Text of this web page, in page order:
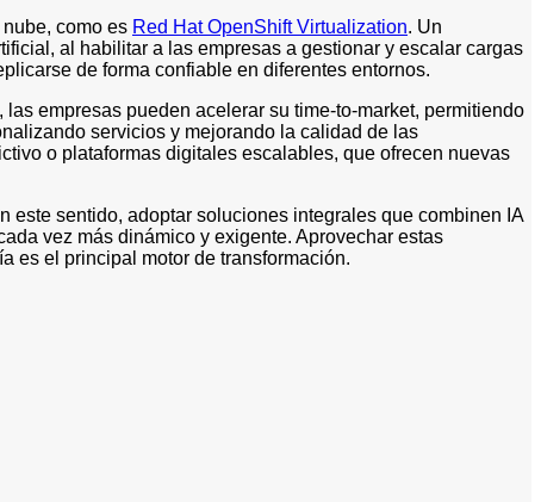
como es Red Hat OpenShift Virtualization. Un
al habilitar a las empresas a gestionar y escalar cargas
de forma confiable en diferentes entornos.
empresas pueden acelerar su time-to-market, permitiendo
servicios y mejorando la calidad de las
o plataformas digitales escalables, que ofrecen nuevas
este sentido, adoptar soluciones integrales que combinen IA
vez más dinámico y exigente. Aprovechar estas
es el principal motor de transformación.